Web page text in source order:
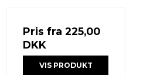
Pris fra 225,00
DKK
VIS PRODUKT